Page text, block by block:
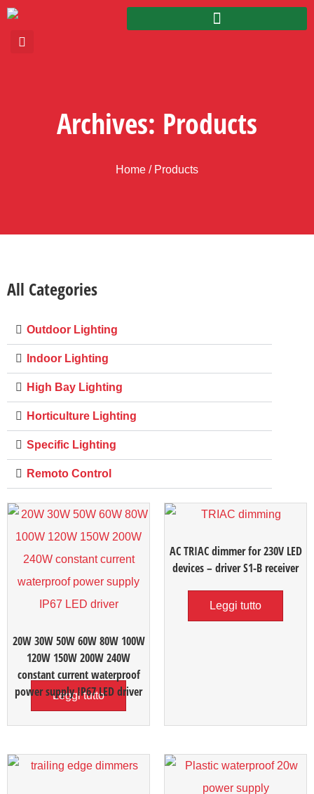
Archives: Products
Home / Products
All Categories
Outdoor Lighting
Indoor Lighting
High Bay Lighting
Horticulture Lighting
Specific Lighting
Remoto Control
20W 30W 50W 60W 80W 100W
120W 150W 200W 240W
constant current waterproof
power supply IP67 LED driver
Leggi tutto
AC TRIAC dimmer for 230V LED
devices – driver S1-B receiver
Leggi tutto